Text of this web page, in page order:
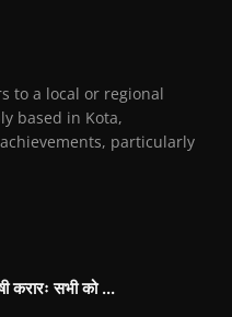
to a local or regional
based in Kota,
particularly
करारः सभी को ...